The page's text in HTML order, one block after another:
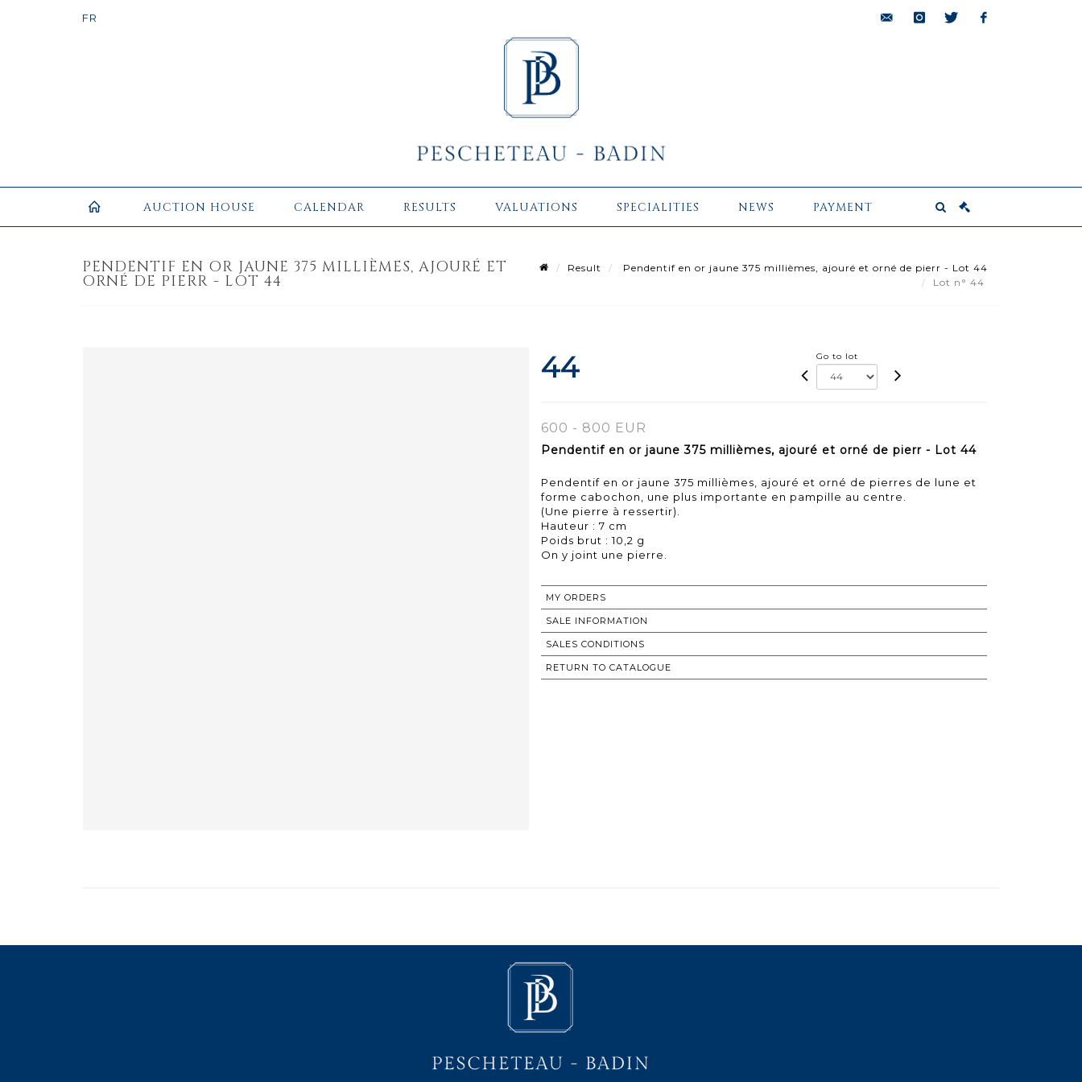
AUCTION HOUSE CALENDAR RESULTS VALUATIONS SPECIALITIES NEWS PAYMENT
PENDENTIF EN OR JAUNE 375 MILLIÈMES, AJOURÉ ET
ORNÉ DE PIERR - LOT 44
Result
Pendentif en or jaune 375 millièmes, ajouré et orné de pierr - Lot 44
Lot n° 44
44 Go to lot
600 - 800 EUR
Pendentif en or jaune 375 millièmes, ajouré et orné de pierr - Lot 44
Pendentif en or jaune 375 millièmes, ajouré et orné de pierres de lune et
forme cabochon, une plus importante en pampille au centre.
(Une pierre à ressertir).
Hauteur : 7 cm
Poids brut : 10,2 g
MY ORDERS
SALE INFORMATION
SALES CONDITIONS
RETURN TO CATALOGUE